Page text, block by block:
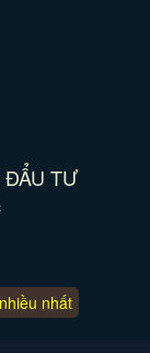
ĐẨU TƯ
nhất